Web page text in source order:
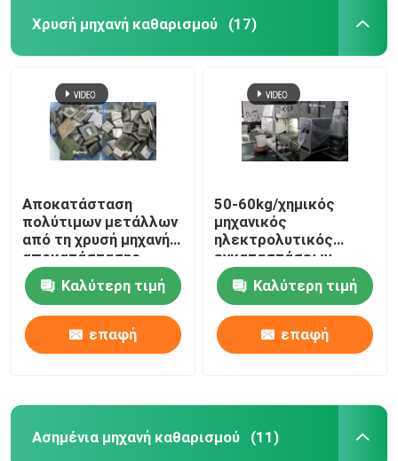
Χρυσή μηχανή καθαρισμού (17)
Αποκατάσταση
πολύτιμων μετάλλων
από τη χρυσή μηχανή
αποκατάστασης
κριών αποβλήτων
ΚΜΕ ΕΚαλύτερη τιμή
επαφή
50-60kg/χημικός
μηχανικός
ηλεκτρολυτικός
εγκαταστάσεων
μηχανών καθαρισμού
batch χρυσός
Καλύτερη τιμή
επαφή
Ασημένια μηχανή καθαρισμού (11)